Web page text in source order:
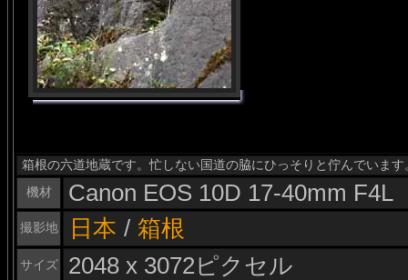
箱根の六道地蔵です。忙しない国道の脇にひっそりと佇んでいます
機材
Canon EOS 10D 17-40mm F4L
撮影地 日本 / 箱根
サイズ 2048 x 3072ピクセル